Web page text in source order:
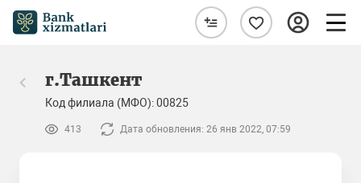
г.Ташкент
Код филиала (МФО): 00825
413 Дата обновления: 26 янв 2022, 07:59